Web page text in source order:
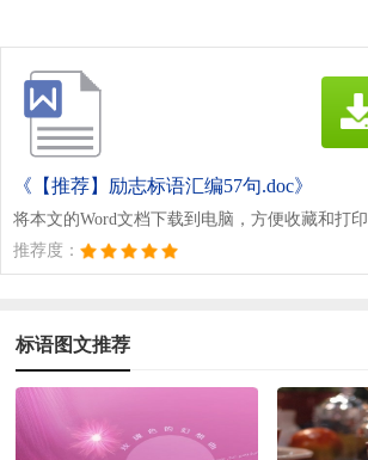
《【推荐】励志标语汇编57句.doc》
将本文的Word文档下载到电脑，方便收藏和打印
推荐度：
标语图文推荐